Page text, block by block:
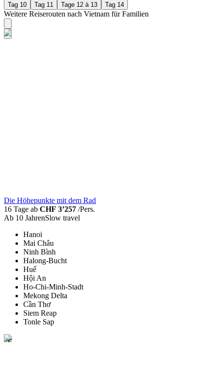
Tag 10 Tag 11 Tage 12 à 13 Tag 14
Weitere Reiserouten nach Vietnam für Familien
Die Höhepunkte mit dem Rad
16 Tage ab CHF 3’257 /Pers.
Ab 10 JahrenSlow travel
Hanoi
Mai Châu
Ninh Bình
Halong-Bucht
Huế
Hội An
Ho-Chi-Minh-Stadt
Mekong Delta
Cần Thơ
Siem Reap
Tonle Sap